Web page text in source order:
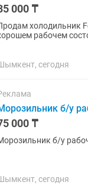
000 ₸
холодильник Ferre в хорошем
рабочем состоянии. Размеры: Высота — 110 см Ширина — 55
сегодня
б/у
000 ₸
б/у
сегодня